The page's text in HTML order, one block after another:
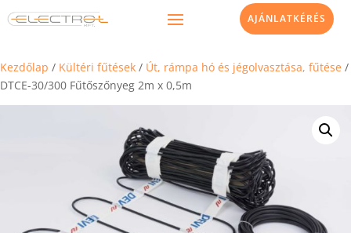
AJÁNLATKÉRÉS
Kezdőlap / Kültéri fűtések / Út, rámpa hó és jégolvasztása, fűtése /
DTCE-30/300 Fűtőszőnyeg 2m x 0,5m